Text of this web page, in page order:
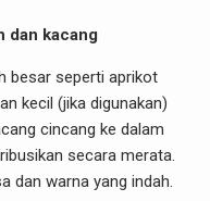
dan kacang
besar seperti aprikot
kecil (jika digunakan)
cincang ke dalam
secara merata.
dan warna yang indah.